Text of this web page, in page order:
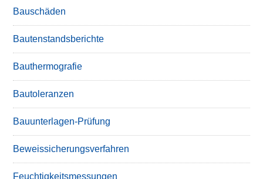
Bauschäden
Bautenstandsberichte
Bauthermografie
Bautoleranzen
Bauunterlagen-Prüfung
Beweissicherungsverfahren
Feuchtigkeitsmessungen